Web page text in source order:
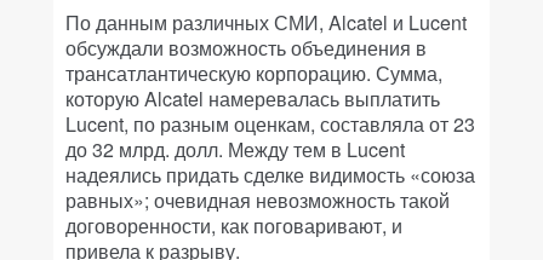
По данным различных СМИ, Alcatel и Lucent
обсуждали возможность объединения в
трансатлантическую корпорацию. Сумма,
которую Alcatel намеревалась выплатить
Lucent, по разным оценкам, составляла от 23
до 32 млрд. долл. Между тем в Lucent
надеялись придать сделке видимость «союза
равных»; очевидная невозможность такой
договоренности, как поговаривают, и
привела к разрыву.